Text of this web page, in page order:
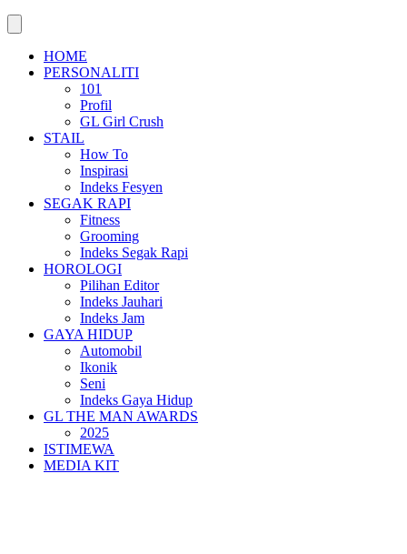
HOME
PERSONALITI
101
Profil
GL Girl Crush
STAIL
How To
Inspirasi
Indeks Fesyen
SEGAK RAPI
Fitness
Grooming
Indeks Segak Rapi
HOROLOGI
Pilihan Editor
Indeks Jauhari
Indeks Jam
GAYA HIDUP
Automobil
Ikonik
Seni
Indeks Gaya Hidup
GL THE MAN AWARDS
2025
ISTIMEWA
MEDIA KIT